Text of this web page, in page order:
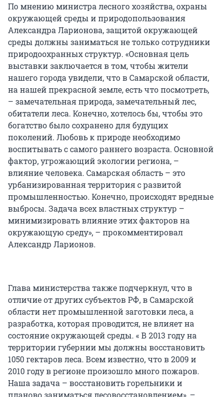
По мнению министра лесного хозяйства, охраны
окружающей среды и природопользования
Александра Ларионова, защитой окружающей
среды должны заниматься не только сотрудники
природоохранных структур. «Основная цель
выставки заключается в том, чтобы жители
нашего города увидели, что в Самарской области,
на нашей прекрасной земле, есть что посмотреть,
– замечательная природа, замечательный лес,
обитатели леса. Конечно, хотелось бы, чтобы это
богатство было сохранено для будущих
поколений. Любовь к природе необходимо
воспитывать с самого раннего возраста. Основной
фактор, угрожающий экологии региона, –
влияние человека. Самарская область – это
урбанизированная территория с развитой
промышленностью. Конечно, происходят вредные
выбросы. Задача всех властных структур –
минимизировать влияние этих факторов на
окружающую среду», – прокомментировал
Александр Ларионов.
Глава министерства также подчеркнул, что в
отличие от других субъектов РФ, в Самарской
области нет промышленной заготовки леса, а
разработка, которая проводится, не влияет на
состояние окружающей среды. « В 2013 году на
территории губернии мы должны восстановить
1050 гектаров леса. Всем известно, что в 2009 и
2010 году в регионе произошло много пожаров.
Наша задача – восстановить горельники и
планово заниматься лесовосстановлением», –